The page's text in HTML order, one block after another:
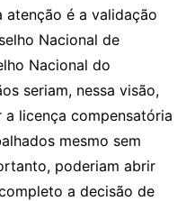
atenção é a validação
Nacional de
Nacional do
seriam, nessa visão,
licença compensatória
mesmo sem
poderiam abrir
a decisão de